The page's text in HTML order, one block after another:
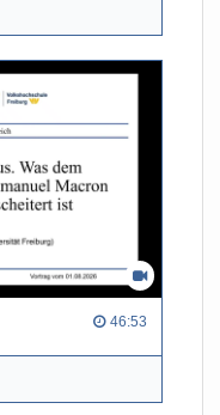
46:53